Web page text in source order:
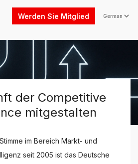
Werden Sie Mitglied
der Competitive
mitgestalten
im Bereich Markt- und
seit 2005 ist das Deutsche